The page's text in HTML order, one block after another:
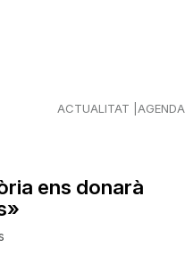
ACTUALITAT AGENDA
ens donarà